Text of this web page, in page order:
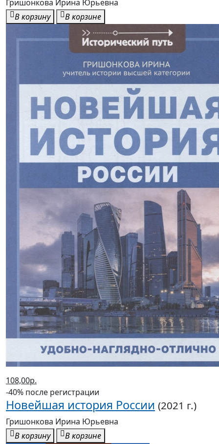
Гришонкова Ирина Юрьевна
В корзину
В корзине
108,00р.
-40% после регистрации
Новейшая история России (2021 г.)
Гришонкова Ирина Юрьевна
В корзину
В корзине